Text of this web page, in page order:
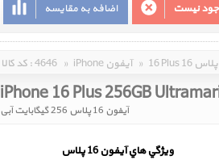
اضافه به مقایسه نیست
کد کالا : 4646 » iPhone آیفون » 16 Plus 16 پلاس
iPhone 16 Plus 256GB
آیفون 16 پلاس 256 گیگابایت آبی
ويژگي هاي آيفون 16 پلاس